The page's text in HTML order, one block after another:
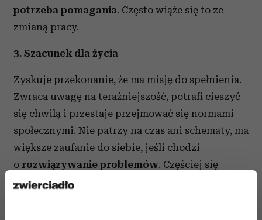
potrzeba pomagania. Często wiąże się to ze
zmianą pracy.
3. Szacunek dla życia
Zyskuje przekonanie, że ma misję do spełnienia.
Zwraca uwagę na teraźniejszość, potrafi cieszyć
się chwilą i przestaje przejmować się normami
społecznymi. Nie patrzy na czas ani schematy, ma
większe zaufanie do siebie, jeśli chodzi
o rozwiązywanie problemów. Częściej się
śmieje, a jednocześnie staje się bardziej
poważny. Żyje zgodnie z rytmem natury i pór